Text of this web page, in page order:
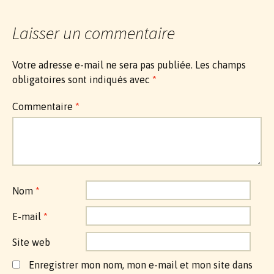
Laisser un commentaire
Votre adresse e-mail ne sera pas publiée. Les champs
obligatoires sont indiqués avec *
Commentaire *
Nom *
E-mail *
Site web
Enregistrer mon nom, mon e-mail et mon site dans